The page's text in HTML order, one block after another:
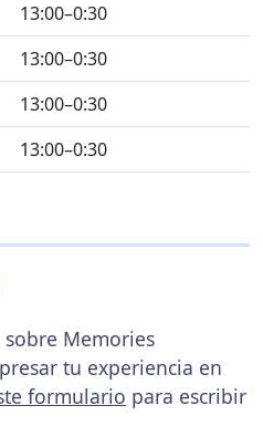
13:00–0:30
13:00–0:30
13:00–0:30
13:00–0:30
Memories
tu experiencia en
formulario para escribir